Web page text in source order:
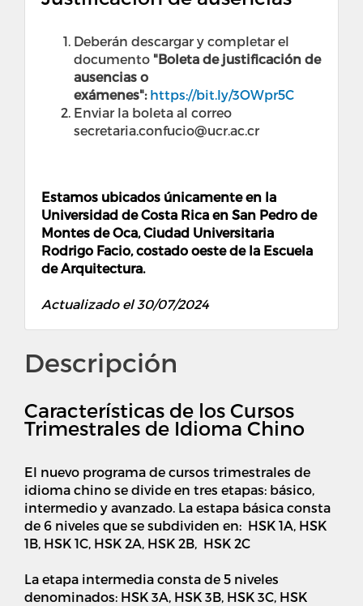
Deberán descargar y completar el
documento "Boleta de justificación de
ausencias o
exámenes": https://bit.ly/3OWpr5C
Enviar la boleta al correo
secretaria.confucio@ucr.ac.cr
Estamos ubicados únicamente en la
Universidad de Costa Rica en San Pedro de
Montes de Oca, Ciudad Universitaria
Rodrigo Facio, costado oeste de la Escuela
de Arquitectura.
Actualizado el 30/07/2024
Descripción
Características de los Cursos
Trimestrales de Idioma Chino
El nuevo programa de cursos trimestrales de
idioma chino se divide en tres etapas: básico,
intermedio y avanzado. La estapa básica consta
de 6 niveles que se subdividen en: HSK 1A, HSK
1B, HSK 1C, HSK 2A, HSK 2B, HSK 2C
La etapa intermedia consta de 5 niveles
denominados: HSK 3A, HSK 3B, HSK 3C, HSK